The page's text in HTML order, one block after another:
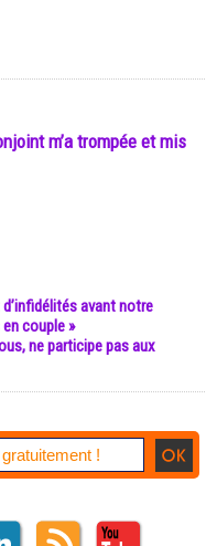
m’a trompée et mis
avant notre
couple »
ne participe pas aux